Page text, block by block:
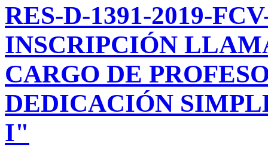
RES-D-1391-2019-
INSCRIPCIÓN
CARGO DE
DEDICACIÓN
I"